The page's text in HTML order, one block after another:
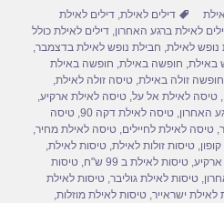
תגיות
דילים לאילת,דילים לאילת
לאילת ברגע האחרון,דילים לאילת כולל
נופש לאילת, חבילת נופש לאילת בדצמבר,
באילת, חופשה באילת, חופשה באילת
חופשה זולה באילת,טיסה זולה לאילת,
,טיסה לאילת אל על,טיסה לאילת ארקיע,
האחרון,טיסה לאילת דקה 90 ,טיסה
,טיסה לאילת לחיילים,טיסה לאילת מחיר,
,טיסות זולות לאילת,טיסות לאילת,
ארקיע,טיסות לאילת ב 99 ש"ח ,טיסות
,טיסות לאילת גוליבר,טיסות לאילת
לאילת ישראייר,טיסות לאילת מוזלות,